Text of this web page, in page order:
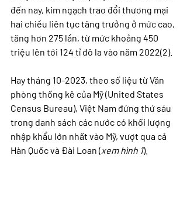
đến nay, kim ngạch trao đổi thương mại
hai chiều liên tục tăng trưởng ở mức cao,
tăng hơn 275 lần, từ mức khoảng 450
triệu lên tới 124 tỉ đô la vào năm 2022(2).
Hay tháng 10-2023, theo số liệu từ Văn
phòng thống kê của Mỹ (United States
Census Bureau), Việt Nam đứng thứ sáu
trong danh sách các nước có khối lượng
nhập khẩu lớn nhất vào Mỹ, vượt qua cả
Hàn Quốc và Đài Loan (xem hình 1).